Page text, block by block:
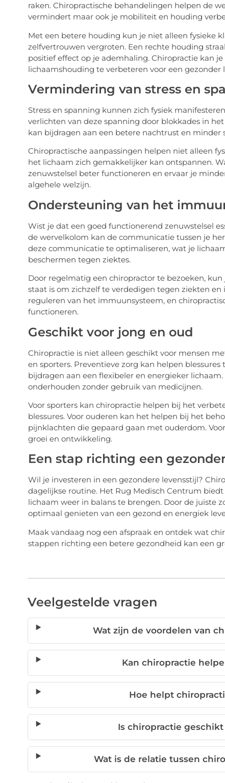
raken. Chiropractische behandelingen helpen de
vermindert maar ook je mobiliteit en houding
Met een betere houding kun je niet alleen fysieke
zelfvertrouwen vergroten. Een rechte houding
positief effect op je ademhaling. Chiropractie kan
lichaamshouding te verbeteren voor een gezonder
Vermindering van stress en
Stress en spanning kunnen zich fysiek
verlichten van deze spanning door blokkades in
kan bijdragen aan een betere nachtrust en minder
Chiropractische aanpassingen helpen niet alleen
het lichaam zich gemakkelijker kan ontspannen.
zenuwstelsel beter functioneren en ervaar je
algehele welzijn.
Ondersteuning van het
Wist je dat een goed functionerend zenuwstelsel
de wervelkolom kan de communicatie tussen je
deze communicatie te optimaliseren, wat je
beschermen tegen ziektes.
Door regelmatig een chiropractor te bezoeken,
staat is om zichzelf te verdedigen tegen ziekten
reguleren van het immuunsysteem, en
functioneren.
Geschikt voor jong en oud
Chiropractie is niet alleen geschikt voor mensen
en sporters. Preventieve zorg kan helpen
bijdragen aan een flexibeler en energieker
onderhouden zonder gebruik van medicijnen.
Voor sporters kan chiropractie helpen bij het
blessures. Voor ouderen kan het helpen bij het
pijnklachten die gepaard gaan met ouderdom.
groei en ontwikkeling.
Een stap richting een
Wil je investeren in een gezondere levensstijl?
dagelijkse routine. Het Rug Medisch Centrum
lichaam weer in balans te brengen. Door de juiste
optimaal genieten van een gezond en energiek
Maak vandaag nog een afspraak en ontdek wat
stappen richting een betere gezondheid kan een
Veelgestelde vragen
Wat zijn de voordelen van
Kan chiropractie
Hoe helpt
Is chiropractie
Wat is de relatie tussen